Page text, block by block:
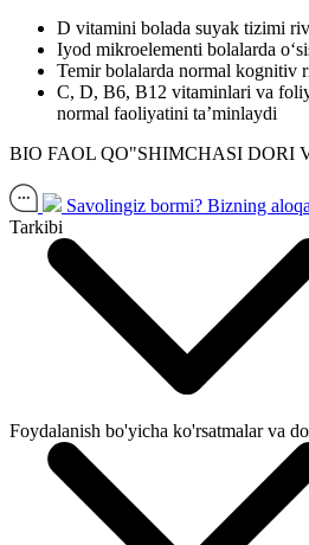
D vitamini bolada suyak tizimi
Iyod mikroelementi bolalarda
Temir bolalarda normal kognitiv
C, D, B6, B12 vitaminlari va
normal faoliyatini ta’minlaydi
BIO FAOL QO"SHIMCHASI DORI
Savolingiz bormi? Bizning
Tarkibi
Foydalanish bo'yicha ko'rsatmalar va